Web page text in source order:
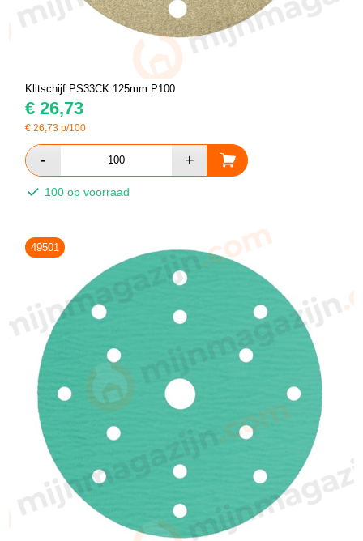
Klitschijf PS33CK 125mm P100
€ 26,73
€26,73 p/100
100 op voorraad
49501